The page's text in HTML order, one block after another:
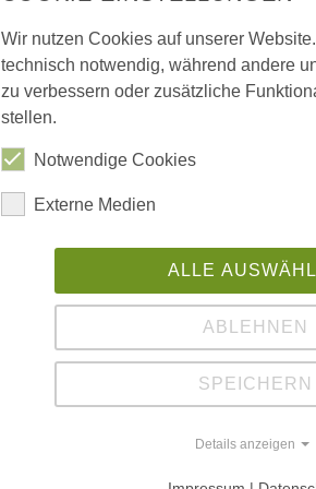
Wir nutzen Cookies auf unserer
technisch notwendig, während andere
zu verbessern oder zusätzliche
stellen.
Notwendige Cookies
Externe Medien
ALLE
ABLEHNEN
SPEICHERN
Details anzeigen